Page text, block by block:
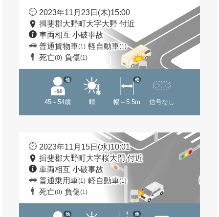
2023年11月23日(木)15:00
揖斐郡大野町大字大野 付近
車両相互 小破事故
普通貨物車(1) 軽自動車(1)
死亡(0) 負傷(1)
45～54歳
他
晴 幅～5.5m
他
信号なし
2023年11月15日(水)10:01
揖斐郡大野町大字桜大門 付近
車両相互 小破事故
普通乗用車(1) 軽自動車(1)
死亡(0) 負傷(1)
他 他